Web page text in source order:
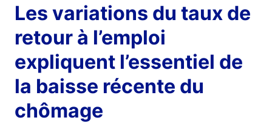
Les variations du taux de
retour à l’emploi
expliquent l’essentiel de
la baisse récente du
chômage